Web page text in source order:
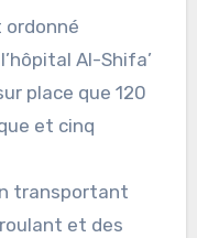
ordonné
Al-Shifa’
place que 120
et cinq
transportant
et des